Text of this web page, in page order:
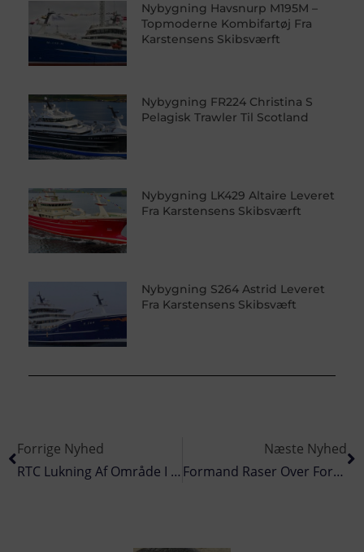
Nybygning Havsnurp M195M –
Topmoderne Kombifartøj Fra
Karstensens Skibsværft
Nybygning FR224 Christina S
Pelagisk Trawler Til Scotland
Nybygning LK429 Altaire Leveret
Fra Karstensens Skibsværft
Nybygning S264 Astrid Leveret
Fra Karstensens Skibsvæft
Forrige Nyhed
RTC Lukning Af Område I Den Danske Del Af Nordsøen
Næste Nyhed
Formand Raser Over Forskelsbehandling: Rømø Fiskeriforening Politianmelder Beredskabsstyrelsen